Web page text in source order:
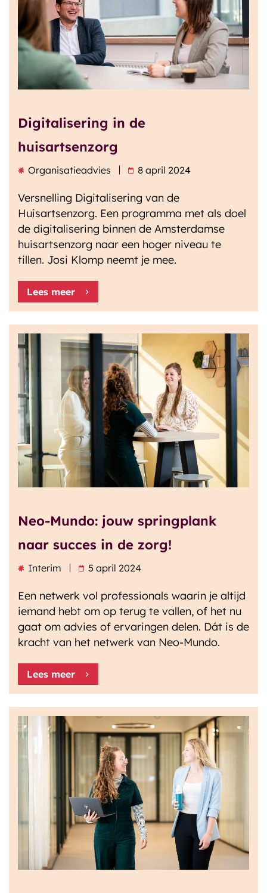
Digitalisering in de
huisartsenzorg
Organisatieadvies 8 april 2024
Versnelling Digitalisering van de
Huisartsenzorg. Een programma met als doel
de digitalisering binnen de Amsterdamse
huisartsenzorg naar een hoger niveau te
tillen. Josi Klomp neemt je mee.
Lees meer
Neo-Mundo: jouw springplank
naar succes in de zorg!
Interim 5 april 2024
Een netwerk vol professionals waarin je altijd
iemand hebt om op terug te vallen, of het nu
gaat om advies of ervaringen delen. Dát is de
kracht van het netwerk van Neo-Mundo.
Lees meer
Onze klanten
Blog